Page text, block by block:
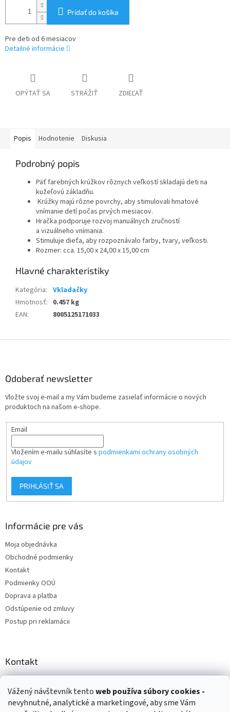
Vážený návštevník tentoweb používasúbory cookies -
nevyhnutné, analytické a marketingové, aby sme Vám
Pridať do košíka
Pre deti od 6 mesiacov
Detailné informácie
OPÝTAŤ SA STRÁŽIŤ ZDIEĽAŤ
Popis Hodnotenie Diskusia
Podrobný popis
Päť farebných krúžkov rôznych veľkostí skladajú deti na
kužeľovú základňu.
Krúžky majú rôzne povrchy, aby stimulovali hmatové
vnímanie detí počas prvých mesiacov.
Hračka podporuje rozvoj manuálnych zručností
a vizuálneho vnímania.
Stimuluje dieťa, aby rozpoznávalo farby, tvary, veľkosti.
Rozmer: cca. 15,00 x 24,00 x 15,00 cm
Kategória: Vkladačky
Hmotnosť: 0.457 kg
EAN: 8005125171033
Odoberať newsletter
Vložte svoj e-mail a my Vám budeme zasielať informácie o nových
produktoch na našom e-shope.
Email
Vložením e-mailu súhlasíte s podmienkami ochrany osobných
údajov
PRIHLÁSIŤ SA
Informácie pre vás
Moja objednávka
Obchodné podmienky
Kontakt
Podmienky OOÚ
Doprava a platba
Odstúpenie od zmluvy
Postup pri reklamácii
Kontakt
+421 903 144 673